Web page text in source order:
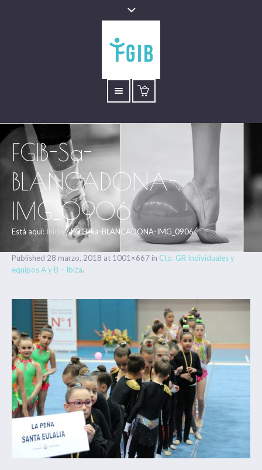
FGIB-Sa-
BLANCADONA-
IMG_0906
Está aquí: Inicio /FGIB-Sa-BLANCADONA-IMG_0906
Published 28 marzo, 2018 at 1001×667 in Cto. GR Individuales y
equipos A y B – Ibiza.